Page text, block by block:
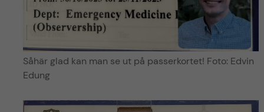
Såhär glad kan man se ut på passerkortet! Foto: Edvin
Edung